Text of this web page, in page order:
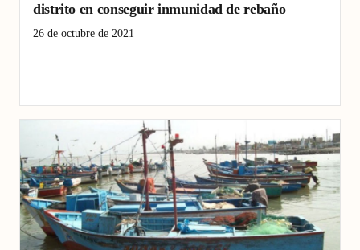
distrito en conseguir inmunidad de rebaño
26 de octubre de 2021